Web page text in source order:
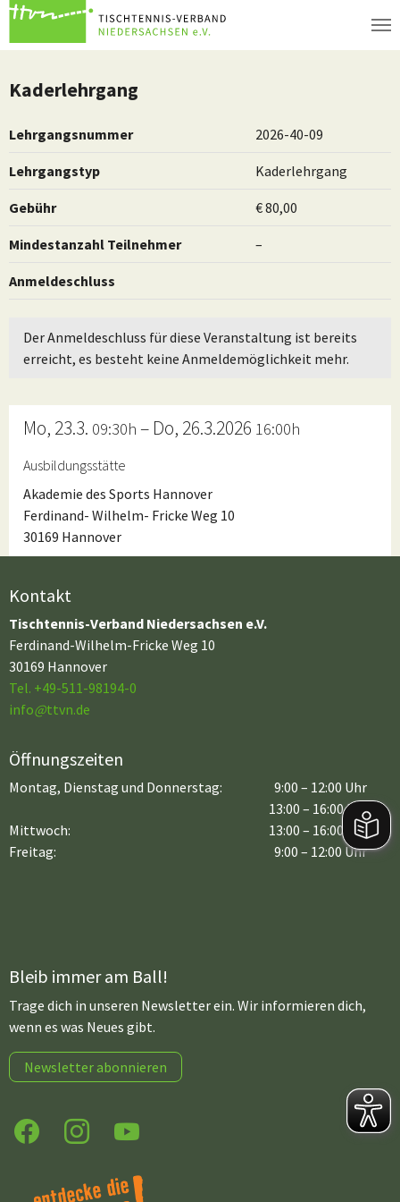
Zum Hauptinhalt springen
Kaderlehrgang
Lehrgangsnummer 2026-40-09
Lehrgangstyp Kaderlehrgang
Gebühr € 80,00
Mindestanzahl Teilnehmer –
Anmeldeschluss
Der Anmeldeschluss für diese Veranstaltung ist bereits
erreicht, es besteht keine Anmeldemöglichkeit mehr.
Mo, 23.3. 09:30h – Do, 26.3.2026 16:00h
Ausbildungsstätte
Akademie des Sports Hannover
Ferdinand- Wilhelm- Fricke Weg 10
30169 Hannover
Kontakt
Tischtennis-Verband Niedersachsen e.V.
Ferdinand-Wilhelm-Fricke Weg 10
30169 Hannover
Tel. +49-511-98194-0
info@ttvn.de
Öffnungszeiten
Montag, Dienstag und Donnerstag:
9:00 – 12:00 Uhr
13:00 – 16:00 Uhr
Mittwoch:
Freitag:
13:00 – 16:00 Uhr
9:00 – 12:00 Uhr
Bleib immer am Ball!
Trage dich in unseren Newsletter ein. Wir informieren dich,
wenn es was Neues gibt.
Newsletter abonnieren